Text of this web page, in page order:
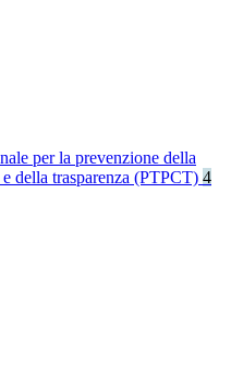
per la prevenzione della
della trasparenza (PTPCT) 4